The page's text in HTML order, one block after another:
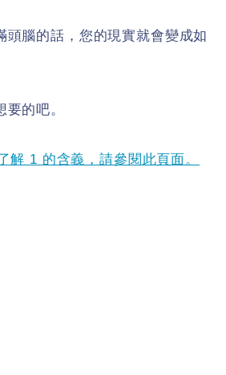
頭腦的話，您的現實就會變成如
的吧。
解 1 的含義，請參閱此頁面。